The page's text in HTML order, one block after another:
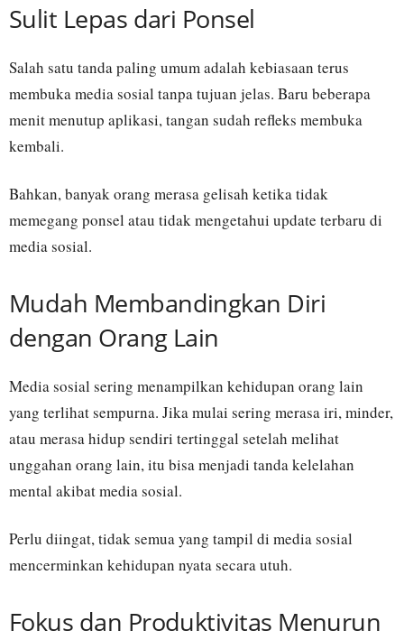
Sulit Lepas dari Ponsel
Salah satu tanda paling umum adalah kebiasaan terus
membuka media sosial tanpa tujuan jelas. Baru beberapa
menit menutup aplikasi, tangan sudah refleks membuka
kembali.
Bahkan, banyak orang merasa gelisah ketika tidak
memegang ponsel atau tidak mengetahui update terbaru di
media sosial.
Mudah Membandingkan Diri
dengan Orang Lain
Media sosial sering menampilkan kehidupan orang lain
yang terlihat sempurna. Jika mulai sering merasa iri, minder,
atau merasa hidup sendiri tertinggal setelah melihat
unggahan orang lain, itu bisa menjadi tanda kelelahan
mental akibat media sosial.
Perlu diingat, tidak semua yang tampil di media sosial
mencerminkan kehidupan nyata secara utuh.
Fokus dan Produktivitas Menurun